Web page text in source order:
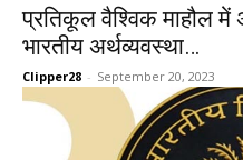
प्रतिकूल वैश्विक माहौल में
भारतीय अर्थव्यवस्था…
Clipper28 - September 20, 2023